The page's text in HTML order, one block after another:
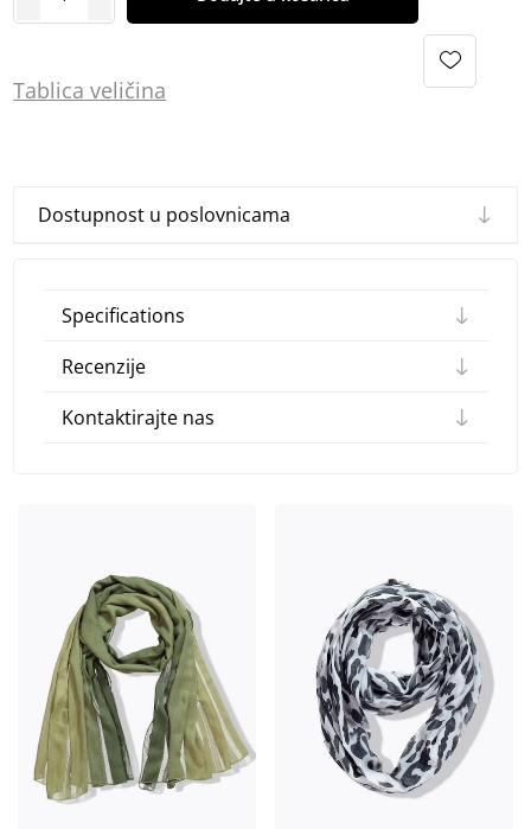
Tablica veličina
Dostupnost u poslovnicama
Specifications
Recenzije
Kontaktirajte nas